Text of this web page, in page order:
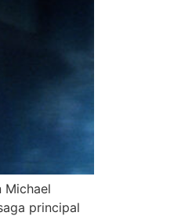
Michael
principal